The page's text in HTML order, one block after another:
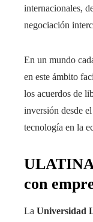
internacionales,
negociación
En un mundo
en este ámbito
los acuerdos de
inversión desde
tecnología en la
con
La Universidad